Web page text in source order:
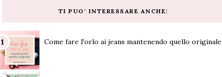
TI PUO' INTERESSARE ANCHE:
Come fare l'orlo ai jeans mantenendo quello originale